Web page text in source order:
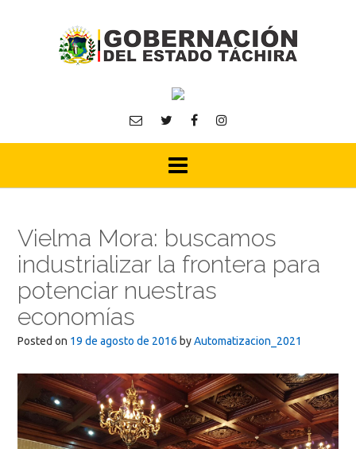
Vielma Mora: buscamos
industrializar la frontera para
potenciar nuestras
economías
Posted on 19 de agosto de 2016 byAutomatizacion_2021